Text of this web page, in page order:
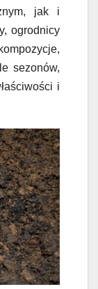
jak i
ogrodnicy
sezonów,
i